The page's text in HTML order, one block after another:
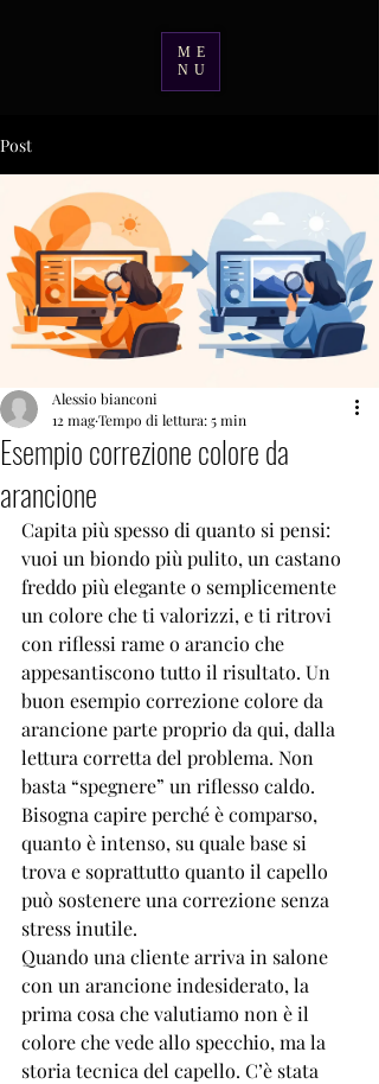
ME
NU
Post
Esempio correzione colore da
arancione
Alessio bianconi
12 magTempo di lettura: 5 min
Capita più spesso di quanto si pensi:
vuoi un biondo più pulito, un castano
freddo più elegante o semplicemente
un colore che ti valorizzi, e ti ritrovi
con riflessi rame o arancio che
appesantiscono tutto il risultato. Un
buon esempio correzione colore da
arancione parte proprio da qui, dalla
lettura corretta del problema. Non
basta “spegnere” un riflesso caldo.
Bisogna capire perché è comparso,
quanto è intenso, su quale base si
trova e soprattutto quanto il capello
può sostenere una correzione senza
stress inutile.
Quando una cliente arriva in salone
con un arancione indesiderato, la
prima cosa che valutiamo non è il
colore che vede allo specchio, ma la
storia tecnica del capello. C’è stata